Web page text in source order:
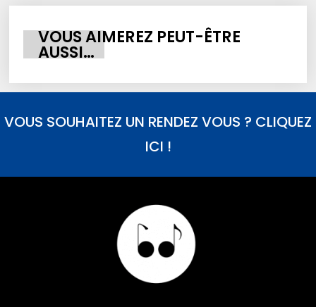
VOUS AIMEREZ PEUT-ÊTRE
AUSSI…
VOUS SOUHAITEZ UN RENDEZ VOUS ? CLIQUEZ
ICI !